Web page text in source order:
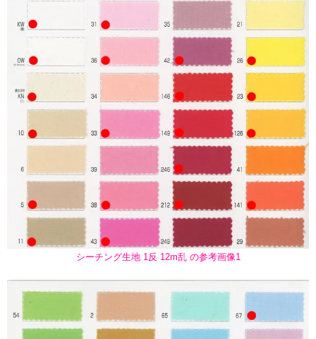
シーチング生地 1反 12m乱 の参考画像1